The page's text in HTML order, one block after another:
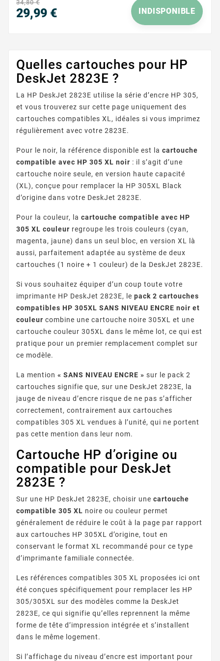
34,80 €
29,99 € INDISPONIBLE
Quelles cartouches pour HP
DeskJet 2823E ?
La HP DeskJet 2823E utilise la série d’encre HP 305,
et vous trouverez sur cette page uniquement des
cartouches compatibles XL, idéales si vous imprimez
régulièrement avec votre 2823E.
Pour le noir, la référence disponible est la cartouche
compatible avec HP 305 XL noir : il s’agit d’une
cartouche noire seule, en version haute capacité
(XL), conçue pour remplacer la HP 305XL Black
d’origine dans votre DeskJet 2823E.
Pour la couleur, la cartouche compatible avec HP
305 XL couleur regroupe les trois couleurs (cyan,
magenta, jaune) dans un seul bloc, en version XL là
aussi, parfaitement adaptée au système de deux
cartouches (1 noire + 1 couleur) de la DeskJet 2823E.
Si vous souhaitez équiper d’un coup toute votre
imprimante HP DeskJet 2823E, le pack 2 cartouches
compatibles HP 305XL SANS NIVEAU ENCRE noir et
couleur combine une cartouche noire 305XL et une
cartouche couleur 305XL dans le même lot, ce qui est
pratique pour un premier remplacement complet sur
ce modèle.
La mention « SANS NIVEAU ENCRE » sur le pack 2
cartouches signifie que, sur une DeskJet 2823E, la
jauge de niveau d’encre risque de ne pas s’afficher
correctement, contrairement aux cartouches
compatibles 305 XL vendues à l’unité, qui ne portent
pas cette mention dans leur nom.
Cartouche HP d’origine ou
compatible pour DeskJet
2823E ?
Sur une HP DeskJet 2823E, choisir une cartouche
compatible 305 XL noire ou couleur permet
généralement de réduire le coût à la page par rapport
aux cartouches HP 305XL d’origine, tout en
conservant le format XL recommandé pour ce type
d’imprimante familiale connectée.
Les références compatibles 305 XL proposées ici ont
été conçues spécifiquement pour remplacer les HP
305/305XL sur des modèles comme la DeskJet
2823E, ce qui signifie qu’elles reprennent la même
forme de tête d’impression intégrée et s’installent
dans le même logement.
Si l’affichage du niveau d’encre est important pour